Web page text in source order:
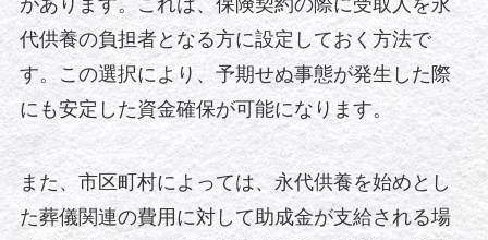
代供養の負担者となる方に設定しておく方法で
す。この選択により、予期せぬ事態が発生した際
にも安定した資金確保が可能になります。
また、市区町村によっては、永代供養を始めとし
た葬儀関連の費用に対して助成金が支給される場